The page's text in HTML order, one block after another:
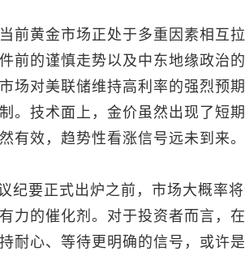
前黄金市场正处于多重因素相互
前的谨慎走势以及中东地缘政治
场对美联储维持高利率的强烈预
。技术面上，金价虽然出现了短
有效，趋势性看涨信号远未到来。
纪要正式出炉之前，市场大概率
力的催化剂。对于投资者而言，
耐心、等待更明确的信号，或许